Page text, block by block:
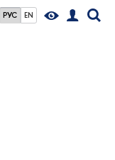
РУС EN